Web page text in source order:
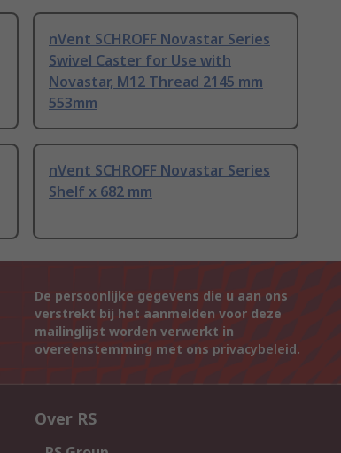
nVent SCHROFF Novastar Series
Swivel Caster for Use with
Novastar, M12 Thread 2145 mm
553mm
nVent SCHROFF Novastar Series
Shelf x 682 mm
De persoonlijke gegevens die u aan ons
verstrekt bij het aanmelden voor deze
mailinglijst worden verwerkt in
overeenstemming met ons privacybeleid.
Over RS